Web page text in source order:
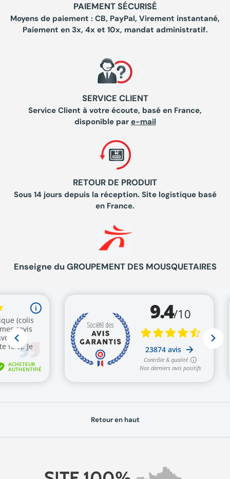
PAIEMENT SÉCURISÉ
Moyens de paiement : CB, PayPal, Virement instantané,
Paiement en 3x, 4x et 10x, mandat administratif.
SERVICE CLIENT
Service Client à votre écoute, basé en France,
disponible par e-mail
RETOUR DE PRODUIT
Sous 14 jours depuis la réception. Site logistique basé
en France.
Enseigne du GROUPEMENT DES MOUSQUETAIRES
Retour en haut